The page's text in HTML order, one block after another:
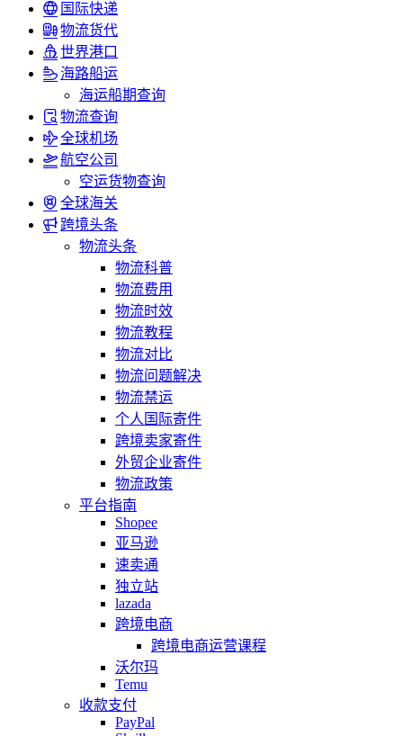
国际快递
物流货代
世界港口
海路船运
海运船期查询
物流查询
全球机场
航空公司
空运货物查询
全球海关
跨境头条
物流头条
物流科普
物流费用
物流时效
物流教程
物流对比
物流问题解决
物流禁运
个人国际寄件
跨境卖家寄件
外贸企业寄件
物流政策
平台指南
Shopee
亚马逊
速卖通
独立站
lazada
跨境电商
跨境电商运营课程
沃尔玛
Temu
收款支付
PayPal